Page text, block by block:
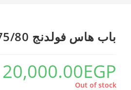
باب هاس فولدنج 75/80
20,000.00EGP
Out of stock